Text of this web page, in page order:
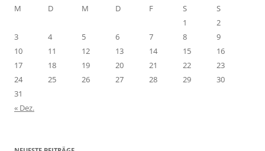
M
D M D F S
S
1
2
3
4 5 6 7 8
9
10
11 12 13 14 15
16
17
18 19 20 21 22
23
24
25 26 27 28 29
30
31
« Dez.